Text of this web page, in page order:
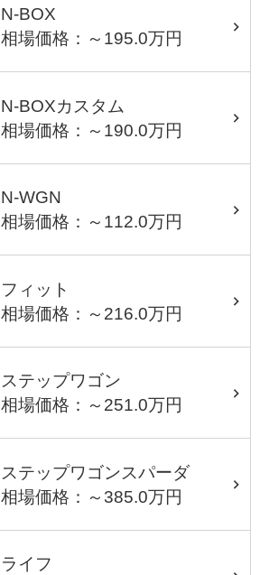
N-BOX
相場価格：～195.0万円
N-BOXカスタム
相場価格：～190.0万円
N-WGN
相場価格：～112.0万円
フィット
相場価格：～216.0万円
ステップワゴン
相場価格：～251.0万円
ステップワゴンスパーダ
相場価格：～385.0万円
ライフ